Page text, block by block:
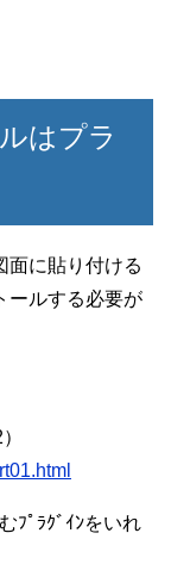
はプラ
面に貼り付ける
ールする必要が
ﾌﾟﾗｸﾞｲﾝをいれ